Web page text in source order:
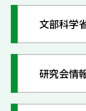
文部科学
研究会情